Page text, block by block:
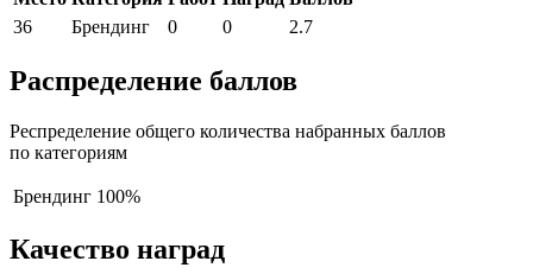
36
Брендинг 0 0 2.7
Распределение баллов
Респределение общего количества набранных баллов
по категориям
Брендинг 100%
Качество наград